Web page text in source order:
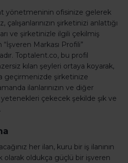
yönetmeninin ofisinize gelerek
şirketinizi anlattığı
ve şirketinizle ilgili çekilmiş
Markası Profili”
Toptalent.co, bu profil
kılan şeyleri ortaya koyarak,
geçirmenizde şirketinize
ilanlarınızın ve diğer
yetenekleri çekecek şekilde şık ve
her ilan, kuru bir iş ilanının
olarak oldukça güçlü bir işveren